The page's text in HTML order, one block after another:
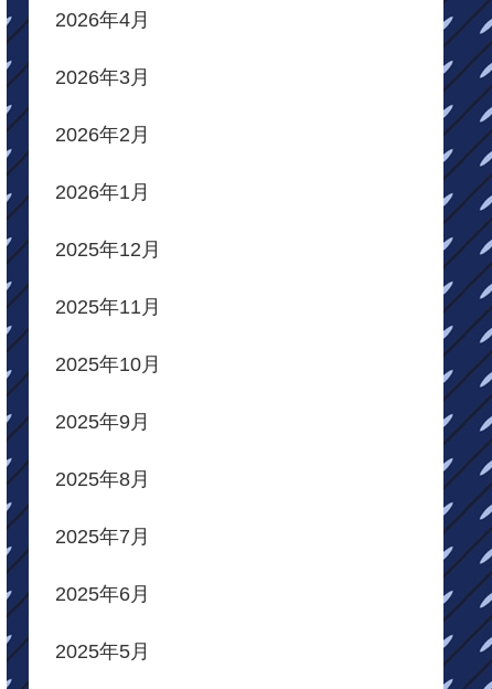
2026年4月
2026年3月
2026年2月
2026年1月
2025年12月
2025年11月
2025年10月
2025年9月
2025年8月
2025年7月
2025年6月
2025年5月